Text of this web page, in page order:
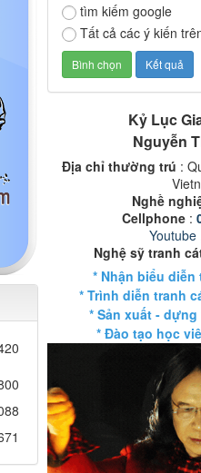
tìm kiếm google
Tất cả các ý kiến
Kỷ Lục
Nguyễn
Địa chỉ thường trú :
Nghề
Cellphone :
Youtube
Nghệ sỹ tranh
* Nhận biểu
* Trình diễn tranh
* Sản xuất -
* Đào tạo học